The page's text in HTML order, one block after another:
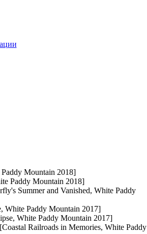
Mountain 2018]
Paddy Mountain 2018]
Summer and Vanished, White Paddy
White Paddy Mountain 2017]
White Paddy Mountain 2017]
Railroads in Memories, White Paddy